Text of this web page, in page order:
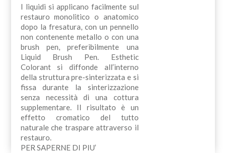
I liquidi si applicano facilmente sul
restauro monolitico o anatomico
dopo la fresatura, con un pennello
non contenente metallo o con una
brush pen, preferibilmente una
Liquid Brush Pen. Esthetic
Colorant si diffonde all’interno
della struttura pre-sinterizzata e si
fissa durante la sinterizzazione
senza necessità di una cottura
supplementare. Il risultato è un
effetto cromatico del tutto
naturale che traspare attraverso il
restauro.
PER SAPERNE DI PIU’